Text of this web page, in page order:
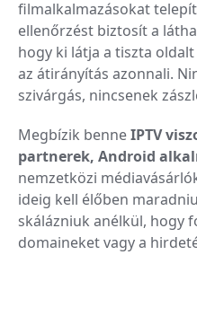
filmalkalmazásokat
ellenőrzést biztosít a
hogy ki látja a tiszta
az átirányítás azonnali.
szivárgás, nincsenek
Megbízik benneIPTV
partnerek, Android
nemzetközi
ideig kell élőben
skálázniuk anélkül, hogy
domaineket vagy a